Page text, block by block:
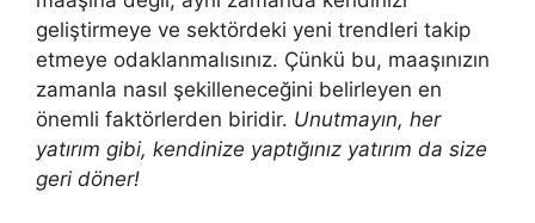
geliştirmeye ve sektördeki yeni trendleri takip
etmeye odaklanmalısınız. Çünkü bu, maaşınızın
zamanla nasıl şekilleneceğini belirleyen en
önemli faktörlerden biridir. Unutmayın, her
yatırım gibi, kendinize yaptığınız yatırım da size
geri döner!